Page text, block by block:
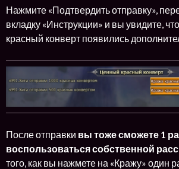
Нажмите «Подтвердить отправку»,
вкладку «Инструкции» и вы увидите,
красный конверт появились
После отправки вы тоже сможете 1
воспользоваться собственной
того, как вы нажмете на «Кражу» один